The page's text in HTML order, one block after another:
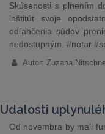
Skúsenosti s plnením
inštitút svoje
odľahčenia súdov
nedostupným. #notar
Autor: Zuzana
Udalosti
Od novembra by mali